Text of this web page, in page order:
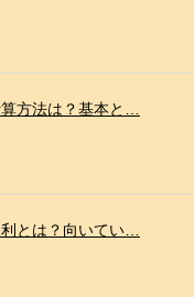
方法は？基本と…
とは？向いてい…